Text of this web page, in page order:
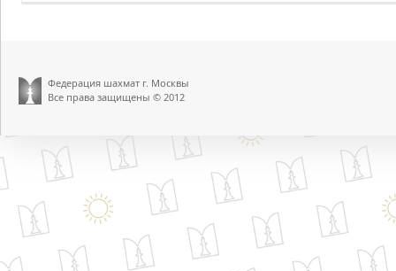
Федерация шахмат г. Москвы
Все права защищены © 2012